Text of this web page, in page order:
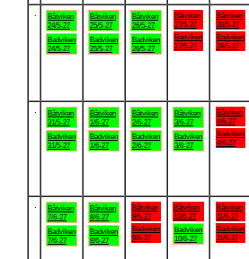
Båtviken
24/5-27
Badviken
24/5-27
Båtviken
25/5-27
Badviken
25/5-27
Båtviken
26/5-27
Badviken
26/5-27
Båtviken
27/5-27
Badviken
27/5-27
Båtviken
28/5-27
Badviken
28/5-27
Båtviken
31/5-27
Badviken
31/5-27
Båtviken
1/6-27
Badviken
1/6-27
Båtviken
2/6-27
Badviken
2/6-27
Båtviken
3/6-27
Badviken
3/6-27
Båtviken
4/6-27
Badviken
4/6-27
Båtviken
7/6-27
Badviken
7/6-27
Båtviken
8/6-27
Badviken
8/6-27
Båtviken
9/6-27
Badviken
9/6-27
Båtviken
10/6-27
Badviken
10/6-27
Båtviken
11/6-27
Badviken
11/6-27